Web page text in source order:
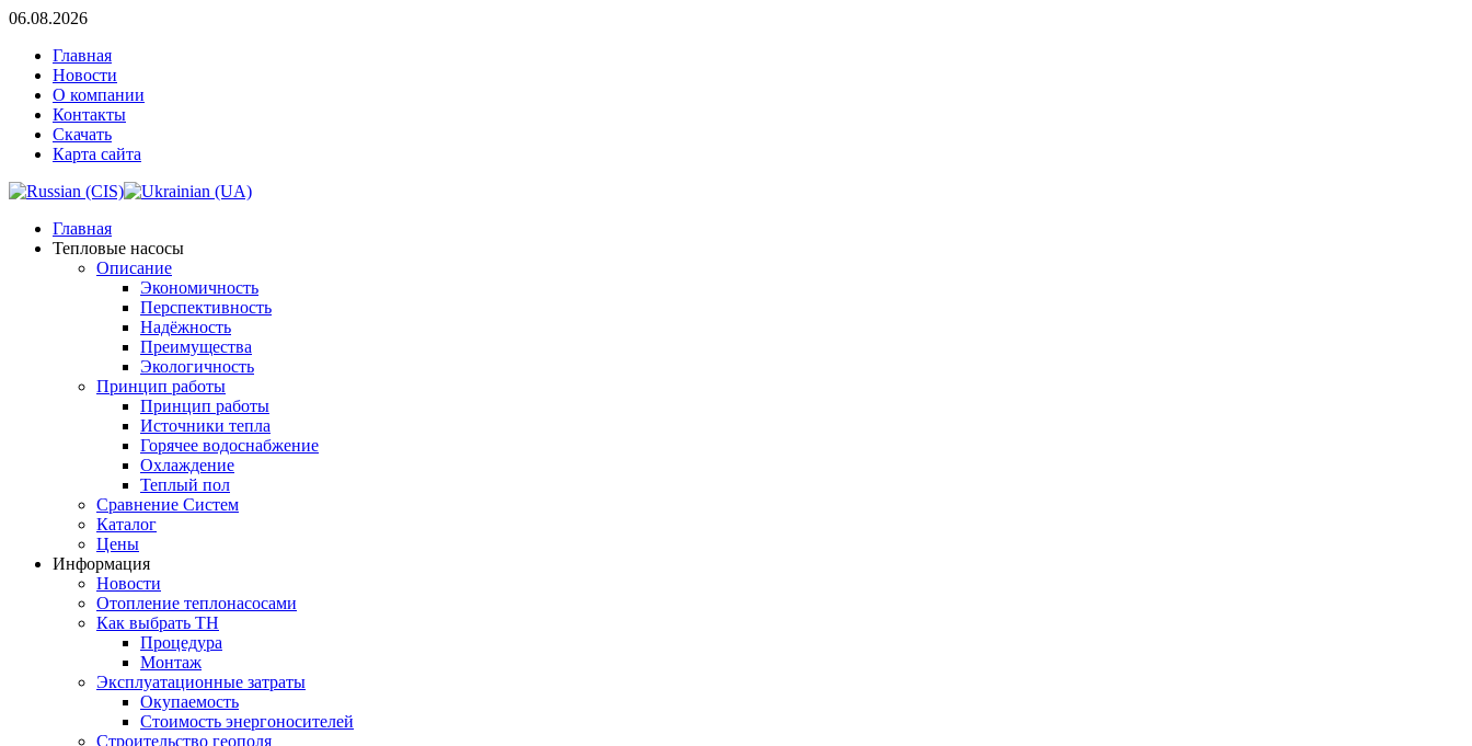
06.08.2026
Главная
Новости
О компании
Контакты
Скачать
Карта сайта
Главная
Тепловые насосы
Описание
Экономичность
Перспективность
Надёжность
Преимущества
Экологичность
Принцип работы
Принцип работы
Источники тепла
Горячее водоснабжение
Охлаждение
Теплый пол
Сравнение Систем
Каталог
Цены
Информация
Новости
Отопление теплонасосами
Как выбрать ТН
Процедура
Монтаж
Эксплуатационные затраты
Окупаемость
Cтоимость энергоносителей
Cтроительство геополя